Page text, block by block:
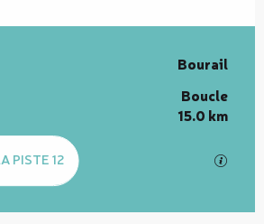
Bourail
Boucle
15.0 km
PISTE 12